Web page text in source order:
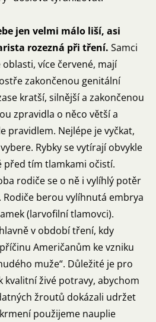
jen velmi málo liší, asi
rozezná při tření. Samci
více červené, mají
zakončenou genitální
kratší, silnější a zakončenou
zpravidla o něco větší a
pravidlem. Nejlépe je vyčkat,
Rybky se vytírají obvykle
před tím tlamkami očistí.
rodiče se o ně i vylíhlý potěr
berou vylíhnutá embrya
(larvofilní tlamovci).
v období tření, kdy
Američanům ke vzniku
muže“. Důležité je pro
kvalitní živé potravy, abychom
žroutů dokázali udržet
použijeme nauplie